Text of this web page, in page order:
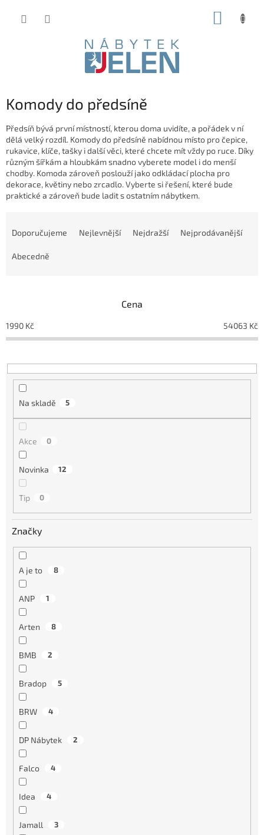
Komody do předsíně
Předsíň bývá první místností, kterou doma uvidíte, a pořádek v ní
dělá velký rozdíl. Komody do předsíně nabídnou místo pro čepice,
rukavice, klíče, tašky i další věci, které chcete mít vždy po ruce. Díky
různým šířkám a hloubkám snadno vyberete model i do menší
chodby. Komoda zároveň poslouží jako odkládací plocha pro
dekorace, květiny nebo zrcadlo. Vyberte si řešení, které bude
praktické a zároveň bude ladit s ostatním nábytkem.
o
d
k
t
Doporučujeme Nejlevnější Nejdražší Nejprodávanější
Abecedně
Cena
1990 Kč 54063 Kč
Na skladě 5
Akce 0
Novinka 12
Tip 0
Značky
A je to 8
ANP 1
Arten 8
BMB 2
Bradop 5
BRW 4
DP Nábytek 2
Falco 4
Idea 4
Jamall 3